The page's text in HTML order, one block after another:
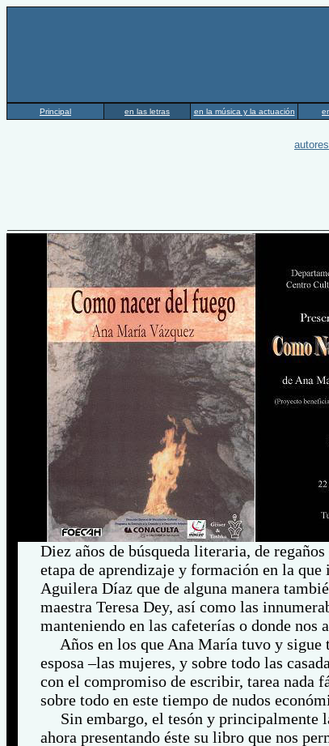
tras los
Principal en las letras en la música y la actuación
autores
Diez años de búsqueda literaria, de
etapa de aprendizaje y formación en la
Aguilera Díaz que de alguna manera
maestra Teresa Dey, así como las
manteniendo en las cafeterías o donde
Años en los que Ana María tuvo y sigue
esposa –las mujeres, y sobre todo las
con el compromiso de escribir, tarea nada
sobre todo en este tiempo de nudos
Sin embargo, el tesón y principalmente
ahora presentando éste su libro que nos